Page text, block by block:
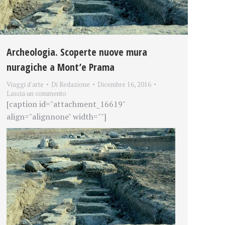
Archeologia. Scoperte nuove mura
nuragiche a Mont’e Prama
Viaggi d'arte Di Redazione
Dicembre 16, 2016
Lascia un commento
[caption id="attachment_16619"
align="alignnone" width=""]